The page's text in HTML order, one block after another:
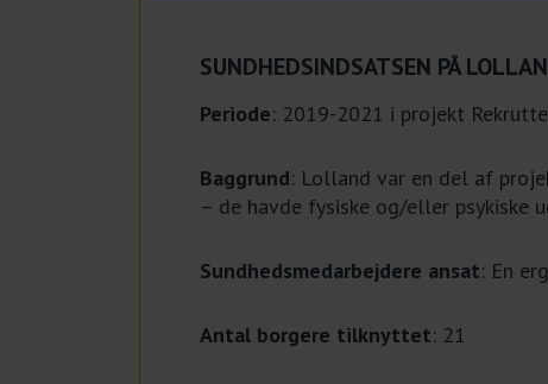
SUNDHEDSINDSATSEN PÅ
Periode: 2019-2021 i projekt
Baggrund: Lolland var en del af
– de havde fysiske og/eller psykiske
Sundhedsmedarbejdere ansat: En
Antal borgere tilknyttet: 21